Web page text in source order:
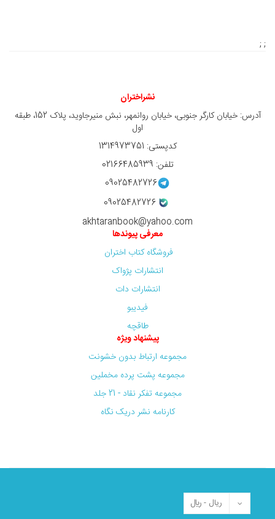
; ;
نشراختران
آدرس: خیابان کارگر جنوبی، خیابان روانمهر، نبش منیرجاوید، پلاک 152، طبقه
اول
کدپستی: 1314973751
تلفن: 02166485939
09025482726
09025482726
akhtaranbook@yahoo.com
معرفی پیوندها
فروشگاه کتاب اختران
انتشارات پژواک
انتشارات دات
فیدیبو
طاقچه
پیشنهاد ویژه
مجموعه ارتباط بدون خشونت
مجموعه پشت پرده مخملین
مجموعه تفکر نقاد - 21 جلد
کارنامه نشر دریک نگاه